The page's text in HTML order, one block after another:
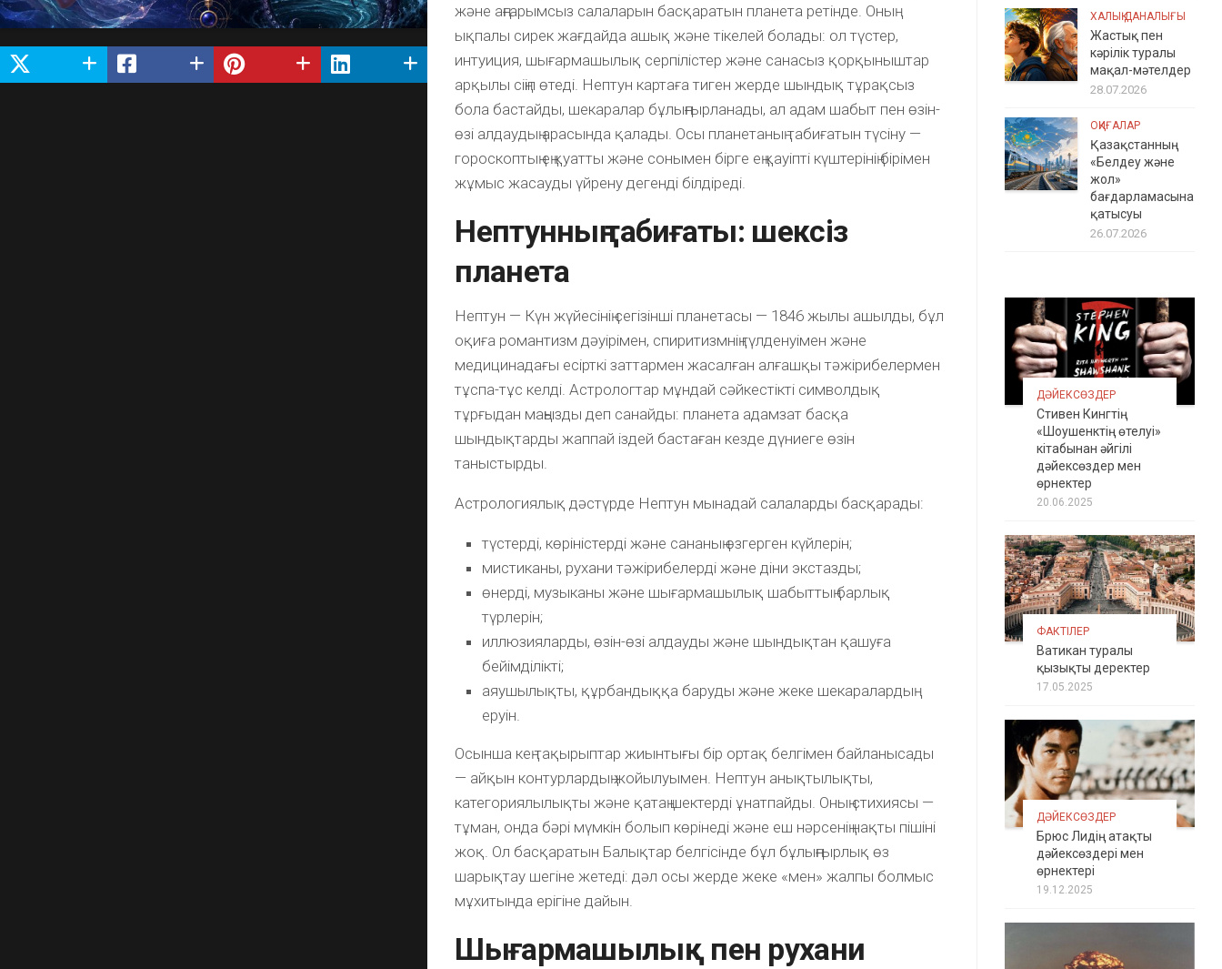
және аңғарымсыз салаларын басқаратын планета ретінде. Оның
ықпалы сирек жағдайда ашық және тікелей болады: ол түстер,
интуиция, шығармашылық серпілістер және санасыз қорқыныштар
арқылы сіңіп өтеді. Нептун картаға тиген жерде шындық тұрақсыз
бола бастайды, шекаралар бұлыңғырланады, ал адам шабыт пен өзін-
өзі алдаудың арасында қалады. Осы планетаның табиғатын түсіну —
гороскоптың ең қуатты және сонымен бірге ең қауіпті күштерінің бірімен
жұмыс жасауды үйрену дегенді білдіреді.
Нептунның табиғаты: шексіз
планета
Нептун — Күн жүйесінің сегізінші планетасы — 1846 жылы ашылды, бұл
оқиға романтизм дәуірімен, спиритизмнің гүлденуімен және
медицинадағы есірткі заттармен жасалған алғашқы тәжірибелермен
тұспа-тұс келді. Астрологтар мұндай сәйкестікті символдық
тұрғыдан маңызды деп санайды: планета адамзат басқа
шындықтарды жаппай іздей бастаған кезде дүниеге өзін
таныстырды.
Астрологиялық дәстүрде Нептун мынадай салаларды басқарады:
түстерді, көріністерді және сананың өзгерген күйлерін;
мистиканы, рухани тәжірибелерді және діни экстазды;
өнерді, музыканы және шығармашылық шабыттың барлық
түрлерін;
иллюзияларды, өзін-өзі алдауды және шындықтан қашуға
бейімділікті;
аяушылықты, құрбандыққа баруды және жеке шекаралардың
еруін.
Осынша кең тақырыптар жиынтығы бір ортақ белгімен байланысады
— айқын контурлардың жойылуымен. Нептун анықтылықты,
категориялылықты және қатаң шектерді ұнатпайды. Оның стихиясы —
тұман, онда бәрі мүмкін болып көрінеді және еш нәрсенің нақты пішіні
жоқ. Ол басқаратын Балықтар белгісінде бұл бұлыңғырлық өз
шарықтау шегіне жетеді: дәл осы жерде жеке «мен» жалпы болмыс
мұхитында ерігіне дайын.
Шығармашылық пен рухани
ХАЛЫҚ ДАНАЛЫҒЫ
Жастық пен
кәрілік туралы
мақал-мәтелдер
28.07.2026
ОҚИҒАЛАР
Қазақстанның
«Белдеу және
жол»
бағдарламасына
қатысуы
26.07.2026
ДӘЙЕКСӨЗДЕР
Стивен Кингтің
«Шоушенктің өтелуі»
кітабынан әйгілі
дәйексөздер мен
өрнектер
20.06.2025
ФАКТІЛЕР
Ватикан туралы
қызықты деректер
17.05.2025
ДӘЙЕКСӨЗДЕР
Брюс Лидің атақты
дәйексөздері мен
өрнектері
19.12.2025